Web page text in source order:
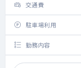
交通費
駐車場利用
勤務内容